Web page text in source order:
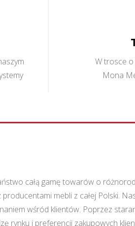
W trosce
Mona
całą gamę towarów o
mebli z całej Polski.
wśród klientów. Poprzez
rynku i preferencji zakupowych